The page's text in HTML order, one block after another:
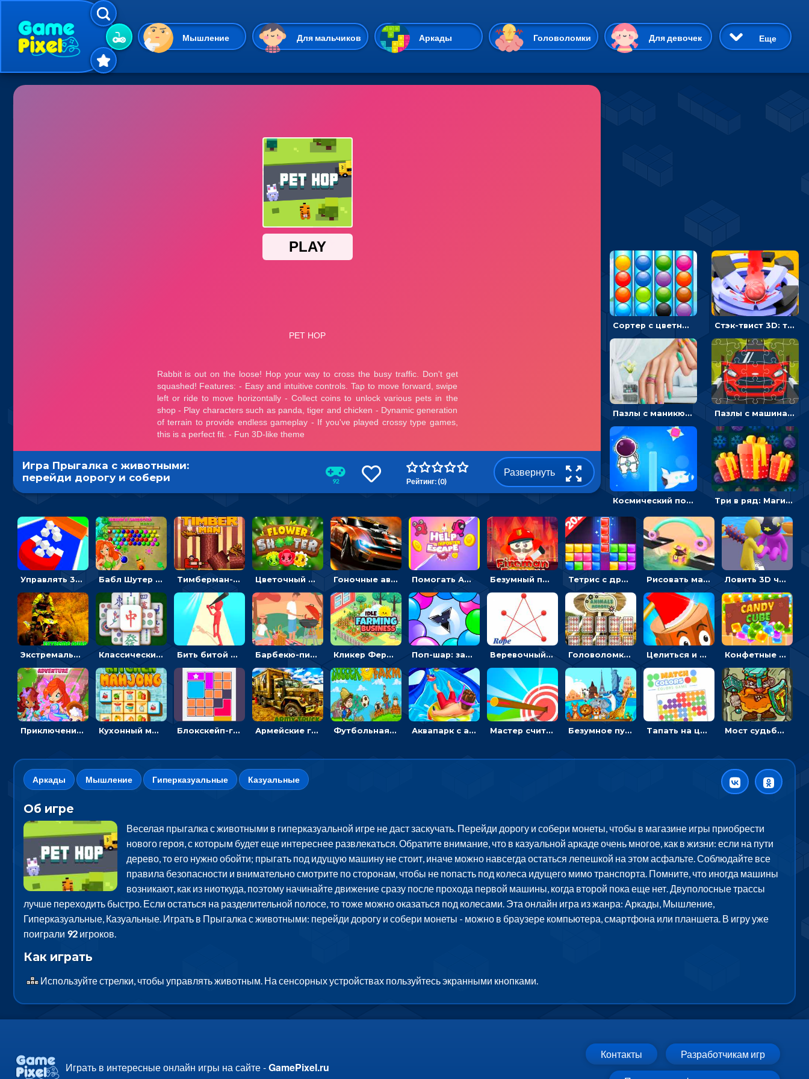
Мышление Для мальчиков Аркады Головоломки Для девочек
Гиперказуальные Казуальные Веселые 3D Приключения
Unity
Еще
Сортер с цветными шариками: размещать в колбах по цвету Стэк-твист 3D: тапай по шарику, чтобы разбивать платформы
Пазлы с маникюром: собери идеальный рисунок для ногтей Пазлы с машинами Форд: собирать картинки и открывать новые
Космический побег: двигать космонавта, чтобы попасть к кораблю Три в ряд: Магические рождественские драгоценности
Игра Прыгалка с животными:
перейди дорогу и собери
монеты
92 Рейтинг: (0)
Развернуть
Управлять 3D магнитом, чтобы собирать фигуры и сбрасывать в пропасть Бабл Шутер в джунглях: стрелять шариками по цветным целям Тимберман-дровосек: меняй сторону и руби дерево Цветочный шутер: стрелять пчелками по цветам Гоночные авто в пазлах: разбей картинку и собери снова Помогать Амонг Ас бежать из комнаты через преграды - приключения Безумный пожарный: направлять шланг, чтобы тушить горящие бревна Тетрис с драгоценными камнями: расставляй блоки, чтобы получить линию - головоломка Рисовать машину и выигрывать гонку - для мальчиков Ловить 3D человечком своего цвета и собирать драгоценности - гиперказуалка
Экстремальные пазлы с квадроциклами: собирать крутые тачки Классический маджонг на время: находить пары одинаковых плиток, чтобы расчищать поле Бить битой по шарику, чтобы сбивать кубики с буквами на пути к финишу - 3D Барбекю-пикник: искать скрытые предметы на картинках - головоломка Кликер Фермерский бизнес: расти овощи, чтобы богатеть Поп-шар: запускать колючку, чтобы лопать воздушные шарики Веревочный мастер: двигай узелки и развязывай их Головоломка с животными: переворачивать карточки, чтобы находить пару Целиться и метать топор в 3D мишени Конфетные кубики: двигать сладости в сторону, чтобы стрелять по целям
Приключения Клуба Винкс: менять дорожки, чтобы собирать кристаллы Кухонный маджонг: соединять пары посуды и расчищать поле Блокскейп-головоломка: двигать блоки, чтобы достать элемент со звездой Армейские грузовики в пазлах: собери военную машину Футбольная ферма: бей по мячу, чтобы забивать в ворота и ловить звезды Аквапарк с акулами: жми, чтобы лететь к финишу по волнам Мастер считать стрелы: увеличивать запас, чтобы поразить больше целей Безумное путешествие друзей по миру: собирать пазлы из фото с животными Тапать на цветные точки, чтобы взрывать одинаковые - три в ряд Мост судьбы: прыгать по платформам и бить молотом орков
Аркады Мышление Гиперказуальные Казуальные
Об игре
Веселая прыгалка с животными в гиперказуальной игре не даст заскучать. Перейди дорогу и собери монеты, чтобы в магазине игры приобрести
нового героя, с которым будет еще интереснее развлекаться. Обратите внимание, что в казуальной аркаде очень многое, как в жизни: если на пути
дерево, то его нужно обойти; прыгать под идущую машину не стоит, иначе можно навсегда остаться лепешкой на этом асфальте. Соблюдайте все
правила безопасности и внимательно смотрите по сторонам, чтобы не попасть под колеса идущего мимо транспорта. Помните, что иногда машины
возникают, как из ниоткуда, поэтому начинайте движение сразу после прохода первой машины, когда второй пока еще нет. Двуполосные трассы
лучше переходить быстро. Если остаться на разделительной полосе, то тоже можно оказаться под колесами. Эта онлайн игра из жанра: Аркады, Мышление,
Гиперказуальные, Казуальные. Играть в Прыгалка с животными: перейди дорогу и собери монеты - можно в браузере компьютера, смартфона или планшета. В игру уже
поиграли 92игроков.
Как играть
Используйте стрелки, чтобы управлять животным. На сенсорных устройствах пользуйтесь экранными кнопками.
Играть в интересные онлайн игры на сайте -GamePixel.ru
Контакты Разработчикам игр